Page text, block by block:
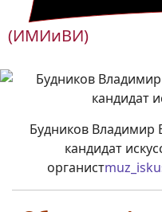
(ИМИиВИ)
Будников Владимир
кандидат
органист